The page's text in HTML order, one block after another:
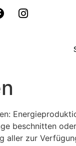
beschnitten
aller zur